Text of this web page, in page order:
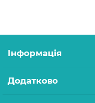
Інформація
Додатково